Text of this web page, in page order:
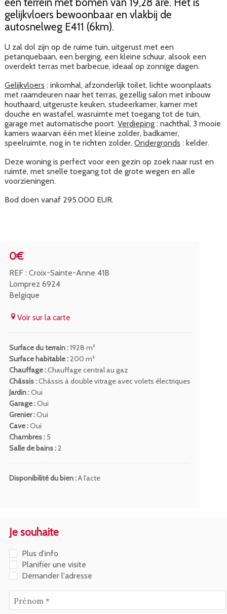
0€
REF : Croix-Sainte-Anne 41B
Lomprez 6924
Belgique
Voir sur la carte
Surface du terrain :1928 m²
Surface habitable :200 m²
Chauffage :Chauffage central au gaz
Châssis :Châssis à double vitrage avec volets électriques
Jardin :Oui
Garage :Oui
Grenier :Oui
Cave :Oui
Chambres : 5
Salle de bains :2
Disponibilité du bien :A l'acte
Je souhaite
Plus d'info
Planifier une visite
Demander l'adresse
Prénom *
gelijkvloers bewoonbaar en vlakbij de
autosnelweg E411 (6km).
U zal dol zijn op de ruime tuin, uitgerust met een
petanquebaan, een berging, een kleine schuur, alsook een
overdekt terras met barbecue, ideaal op zonnige dagen.
Gelijkvloers : inkomhal, afzonderlijk toilet, lichte woonplaats
met raamdeuren naar het terras, gezellig salon met inbouw
houthaard, uitgeruste keuken, studeerkamer, kamer met
douche en wastafel, wasruimte met toegang tot de tuin,
garage met automatische poort. Verdieping : nachthal, 3 mooie
kamers waarvan één met kleine zolder, badkamer,
speelruimte, nog in te richten zolder. Ondergronds : kelder.
Deze woning is perfect voor een gezin op zoek naar rust en
ruimte, met snelle toegang tot de grote wegen en alle
voorzieningen.
Bod doen vanaf 295.000 EUR.